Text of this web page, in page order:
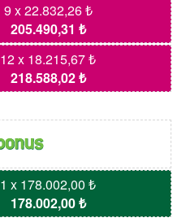
9 x 22.832,26 ₺
205.490,31 ₺
12 x 18.215,67 ₺
218.588,02 ₺
1 x 178.002,00 ₺
178.002,00 ₺